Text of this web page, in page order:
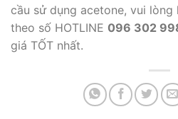
cầu sử dụng acetone, vui
theo số HOTLINE 096 302
giá TỐT nhất.